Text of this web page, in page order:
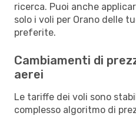
ricerca. Puoi anche
solo i voli per Orano delle
preferite.
Cambiamenti di
aerei
Le tariffe dei voli sono
complesso algoritmo di